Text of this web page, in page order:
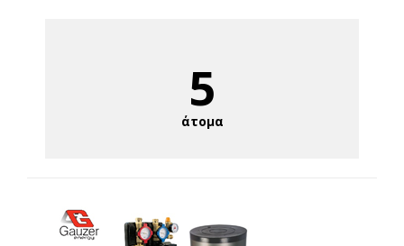
5
άτομα